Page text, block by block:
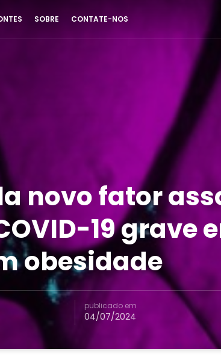
SOBRE CONTATE-NOS
novo fator
19 grave
obesidade
publicado em
04/07/2024